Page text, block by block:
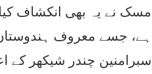
مسک نے یہ بھی انکشاف کیا
ہے، جسے معروف ہندوستان
سبرامنین چندر شیکھر کے